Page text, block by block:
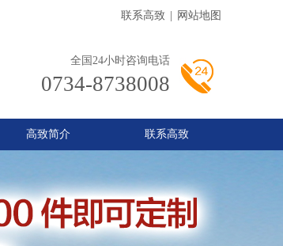
联系高致 网站地图
全国24小时咨询电话
0734-8738008
高致简介 联系高致